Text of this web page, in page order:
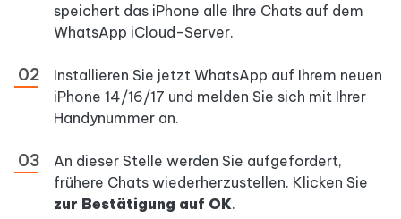
speichert das iPhone alle Ihre Chats auf dem
WhatsApp iCloud-Server.
Installieren Sie jetzt WhatsApp auf Ihrem neuen
iPhone 14/16/17 und melden Sie sich mit Ihrer
Handynummer an.
An dieser Stelle werden Sie aufgefordert,
frühere Chats wiederherzustellen. Klicken Sie
zur Bestätigung auf OK.